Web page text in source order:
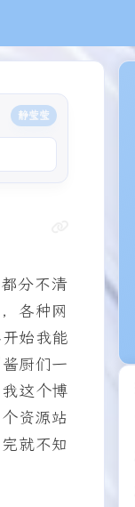
静莹莹
分不清
各种网
始我能
厨们一
这个博
资源站